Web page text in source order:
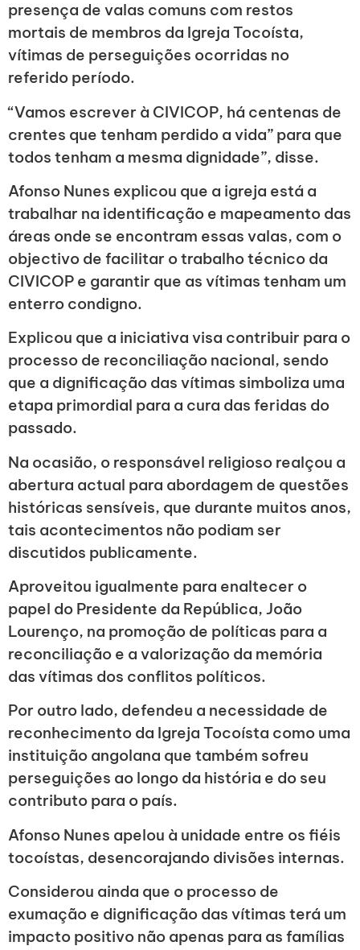
presença de valas comuns com restos
mortais de membros da Igreja Tocoísta,
vítimas de perseguições ocorridas no
referido período.
“Vamos escrever à CIVICOP, há centenas de
crentes que tenham perdido a vida” para que
todos tenham a mesma dignidade”, disse.
Afonso Nunes explicou que a igreja está a
trabalhar na identificação e mapeamento das
áreas onde se encontram essas valas, com o
objectivo de facilitar o trabalho técnico da
CIVICOP e garantir que as vítimas tenham um
enterro condigno.
Explicou que a iniciativa visa contribuir para o
processo de reconciliação nacional, sendo
que a dignificação das vítimas simboliza uma
etapa primordial para a cura das feridas do
passado.
Na ocasião, o responsável religioso realçou a
abertura actual para abordagem de questões
históricas sensíveis, que durante muitos anos,
tais acontecimentos não podiam ser
discutidos publicamente.
Aproveitou igualmente para enaltecer o
papel do Presidente da República, João
Lourenço, na promoção de políticas para a
reconciliação e a valorização da memória
das vítimas dos conflitos políticos.
Por outro lado, defendeu a necessidade de
reconhecimento da Igreja Tocoísta como uma
instituição angolana que também sofreu
perseguições ao longo da história e do seu
contributo para o país.
Afonso Nunes apelou à unidade entre os fiéis
tocoístas, desencorajando divisões internas.
Considerou ainda que o processo de
exumação e dignificação das vítimas terá um
impacto positivo não apenas para as famílias